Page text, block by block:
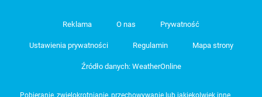
Reklama O nas Prywatność
Ustawienia prywatności Regulamin Mapa strony
Źródło danych: WeatherOnline
Pobieranie, zwielokrotnianie, przechowywanie lub jakiekolwiek inne